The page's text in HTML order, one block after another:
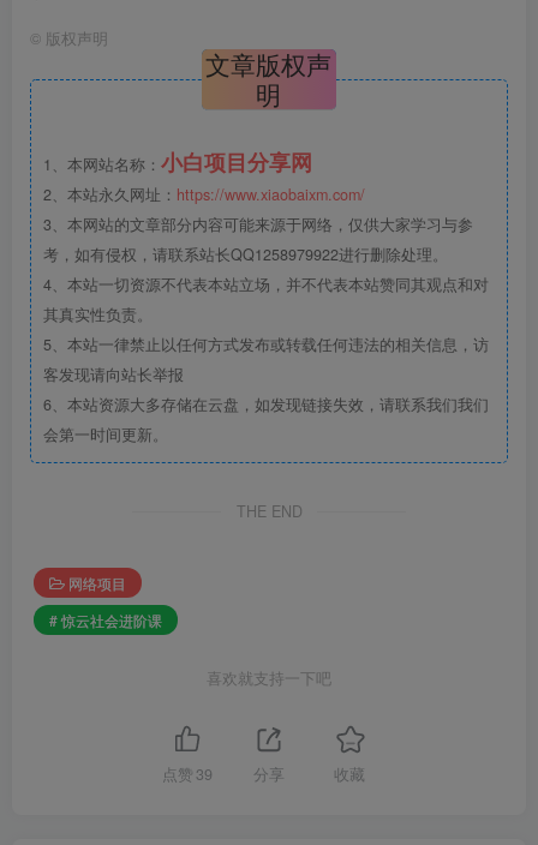
© 版权声明
文章版权声
明
1、本网站名称： 小白项目分享网
2、本站永久网址： https://www.xiaobaixm.com/
3、本网站的文章部分内容可能来源于网络，仅供大家学习与参
考，如有侵权，请联系站长QQ1258979922进行删除处理。
4、本站一切资源不代表本站立场，并不代表本站赞同其观点和对
其真实性负责。
5、本站一律禁止以任何方式发布或转载任何违法的相关信息，访
客发现请向站长举报
6、本站资源大多存储在云盘，如发现链接失效，请联系我们我们
会第一时间更新。
THE END
网络项目
# 惊云社会进阶课
喜欢就支持一下吧
点赞 39 分享 收藏